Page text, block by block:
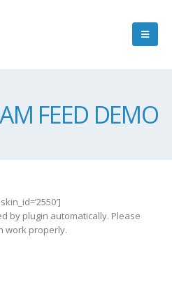
FEED DEMO
by plugin automatically. Please
work properly.